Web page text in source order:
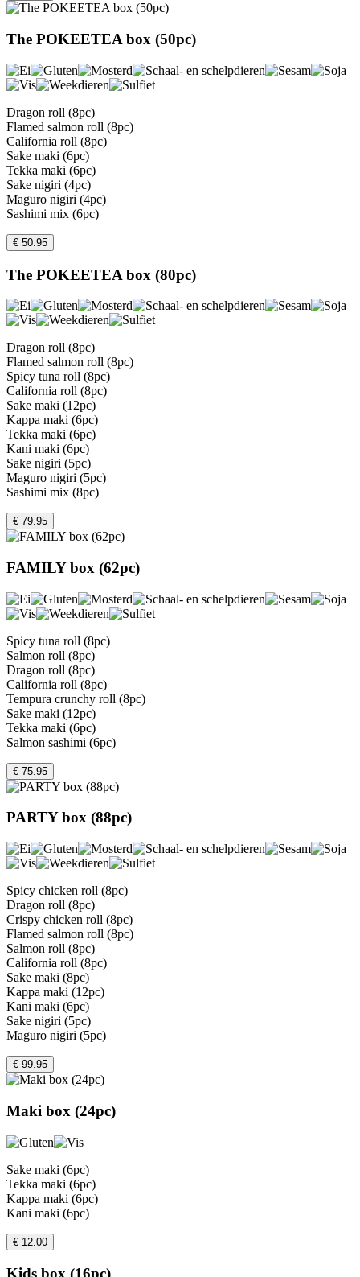
The POKEETEA box (50pc)
Dragon roll (8pc)
Flamed salmon roll (8pc)
California roll (8pc)
Sake maki (6pc)
Tekka maki (6pc)
Sake nigiri (4pc)
Maguro nigiri (4pc)
Sashimi mix (6pc)
€ 50.95
The POKEETEA box (80pc)
Dragon roll (8pc)
Flamed salmon roll (8pc)
Spicy tuna roll (8pc)
California roll (8pc)
Sake maki (12pc)
Kappa maki (6pc)
Tekka maki (6pc)
Kani maki (6pc)
Sake nigiri (5pc)
Maguro nigiri (5pc)
Sashimi mix (8pc)
€ 79.95
FAMILY box (62pc)
Spicy tuna roll (8pc)
Salmon roll (8pc)
Dragon roll (8pc)
California roll (8pc)
Tempura crunchy roll (8pc)
Sake maki (12pc)
Tekka maki (6pc)
Salmon sashimi (6pc)
€ 75.95
PARTY box (88pc)
Spicy chicken roll (8pc)
Dragon roll (8pc)
Crispy chicken roll (8pc)
Flamed salmon roll (8pc)
Salmon roll (8pc)
California roll (8pc)
Sake maki (8pc)
Kappa maki (12pc)
Kani maki (6pc)
Sake nigiri (5pc)
Maguro nigiri (5pc)
€ 99.95
Maki box (24pc)
Sake maki (6pc)
Tekka maki (6pc)
Kappa maki (6pc)
Kani maki (6pc)
€ 12.00
Kids box (16pc)